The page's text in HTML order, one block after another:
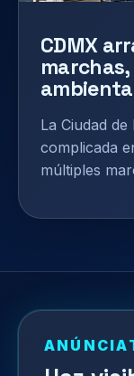
CDMX
La Ciudad
complicada
múltiples